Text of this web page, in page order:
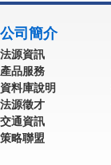
公司簡介
法源資訊
產品服務
資料庫說明
法源徵才
交通資訊
策略聯盟